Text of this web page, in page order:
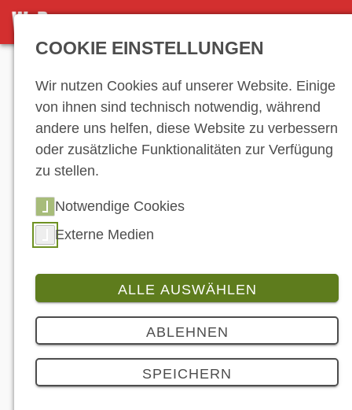
NEWS-ARCHIV
News-Archiv
… 42 43 44
50 51 52
67
70 71 72 73
76
77 78 79 80 81 …
April 2018
COOKIE EINSTELLUNGEN
Wir nutzen Cookies auf unserer Website. Einige
von ihnen sind technisch notwendig, während
andere uns helfen, diese Website zu verbessern
oder zusätzliche Funktionalitäten zur Verfügung
zu stellen.
Notwendige Cookies
Externe Medien
ALLE AUSWÄHLEN
ABLEHNEN
SPEICHERN